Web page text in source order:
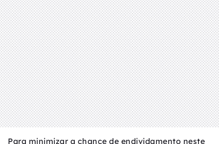
Para minimizar a chance de endividamento neste